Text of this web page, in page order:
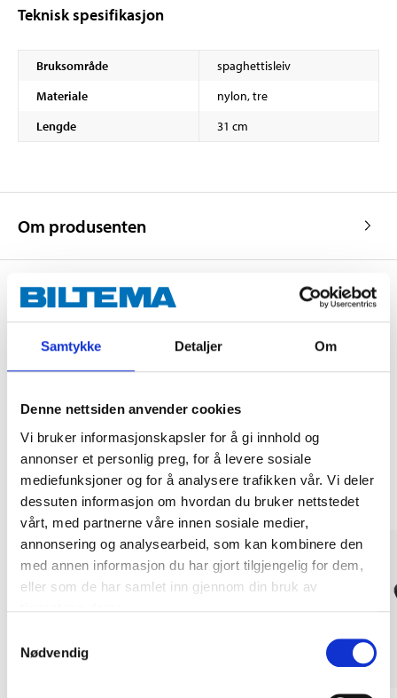
Samtykke Detaljer Om
Denne nettsiden anvender cookies
Vi bruker informasjonskapsler for å gi innhold og
annonser et personlig preg, for å levere sosiale
mediefunksjoner og for å analysere trafikken vår. Vi deler
dessuten informasjon om hvordan du bruker nettstedet
vårt, med partnerne våre innen sosiale medier,
annonsering og analysearbeid, som kan kombinere den
med annen informasjon du har gjort tilgjengelig for dem,
eller som de har samlet inn gjennom din bruk av
Nødvendig
Teknisk spesifikasjon
Bruksområde
spaghettisleiv
Materiale
nylon, tre
Lengde
31 cm
Om produsenten
Kjøp & Hent i ditt varehus.
Andre kunder har også kjøpt